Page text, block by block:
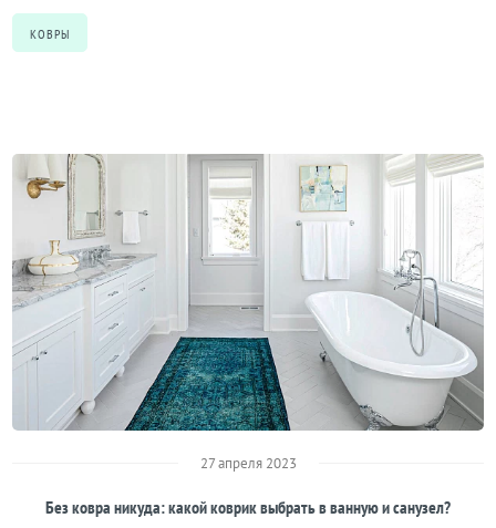
КОВРЫ
27 апреля 2023
Без ковра никуда: какой коврик выбрать в ванную и санузел?